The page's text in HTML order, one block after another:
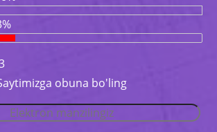
obuna bo'ling